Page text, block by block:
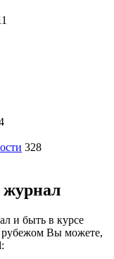
328
журнал
и быть в курсе
рубежом Вы можете,